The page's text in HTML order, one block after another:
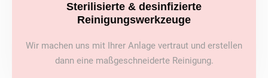
Sterilisierte & desinfizierte
Reinigungswerkzeuge
Wir machen uns mit Ihrer Anlage vertraut und erstellen
dann eine maßgeschneiderte Reinigung.